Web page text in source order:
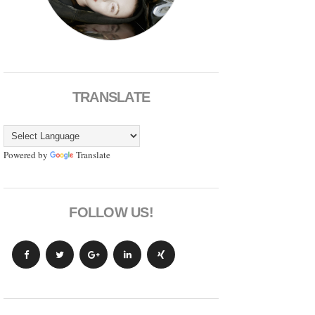
TRANSLATE
Powered by Translate
FOLLOW US!